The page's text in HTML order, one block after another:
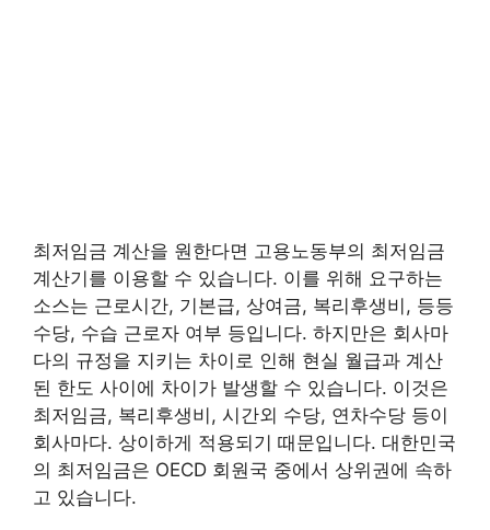
최저임금 계산을 원한다면 고용노동부의 최저임금
계산기를 이용할 수 있습니다. 이를 위해 요구하는
소스는 근로시간, 기본급, 상여금, 복리후생비, 등등
수당, 수습 근로자 여부 등입니다. 하지만은 회사마
다의 규정을 지키는 차이로 인해 현실 월급과 계산
된 한도 사이에 차이가 발생할 수 있습니다. 이것은
최저임금, 복리후생비, 시간외 수당, 연차수당 등이
회사마다. 상이하게 적용되기 때문입니다. 대한민국
의 최저임금은 OECD 회원국 중에서 상위권에 속하
고 있습니다.